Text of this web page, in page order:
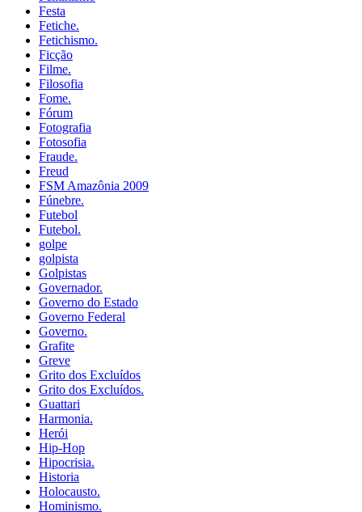
Festa
Fetiche.
Fetichismo.
Ficção
Filme.
Filosofia
Fome.
Fórum
Fotografia
Fotosofia
Fraude.
Freud
FSM Amazônia 2009
Fúnebre.
Futebol
Futebol.
golpe
golpista
Golpistas
Governador.
Governo do Estado
Governo Federal
Governo.
Grafite
Greve
Grito dos Excluídos
Grito dos Excluídos.
Guattari
Harmonia.
Herói
Hip-Hop
Hipocrisia.
Historia
Holocausto.
Hominismo.